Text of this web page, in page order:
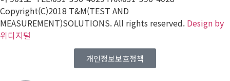
Copyright(C)2018 T&M(TEST AND
MEASUREMENT)SOLUTIONS. All rights reserved. Design by
위디지털
개인정보보호정책